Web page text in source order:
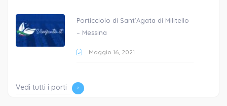
Porticciolo di Sant’Agata di Militello
– Messina
Maggio 16, 2021
Vedi tutti i porti